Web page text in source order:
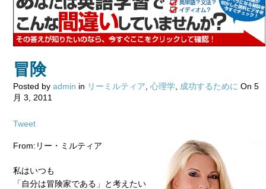
冒険
Posted by admin in リーミルティア 心理学 成功するために On 5
月 3, 2011
Tweet
From:リー・ミルティア
私はいつも
「自分は冒険家である」と考えたい